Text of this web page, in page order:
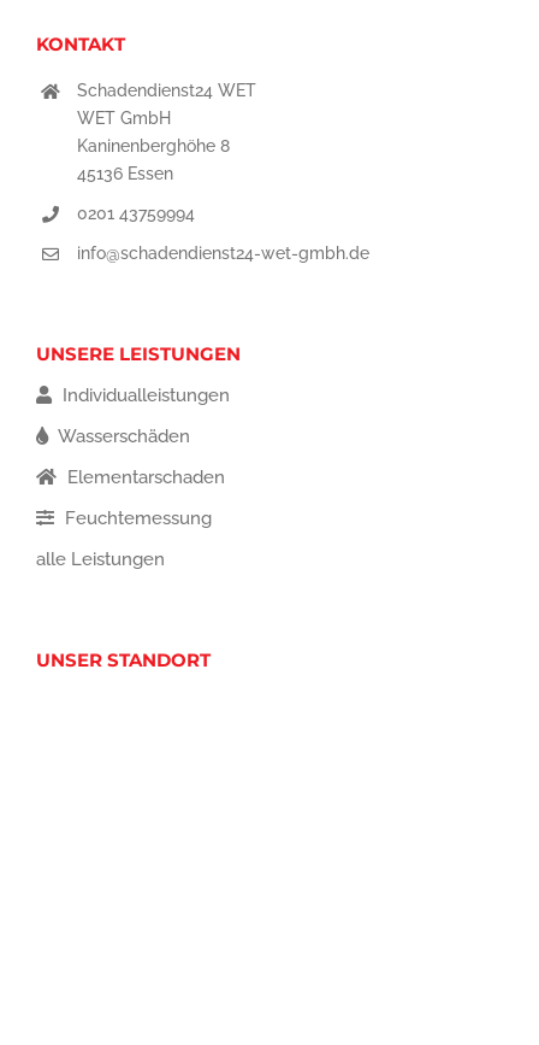
KONTAKT
Schadendienst24 WET
WET GmbH
Kaninenberghöhe 8
45136 Essen
0201 43759994
info@schadendienst24-wet-gmbh.de
UNSERE LEISTUNGEN
Individualleistungen
Wasserschäden
Elementarschaden
Feuchtemessung
alle Leistungen
UNSER STANDORT